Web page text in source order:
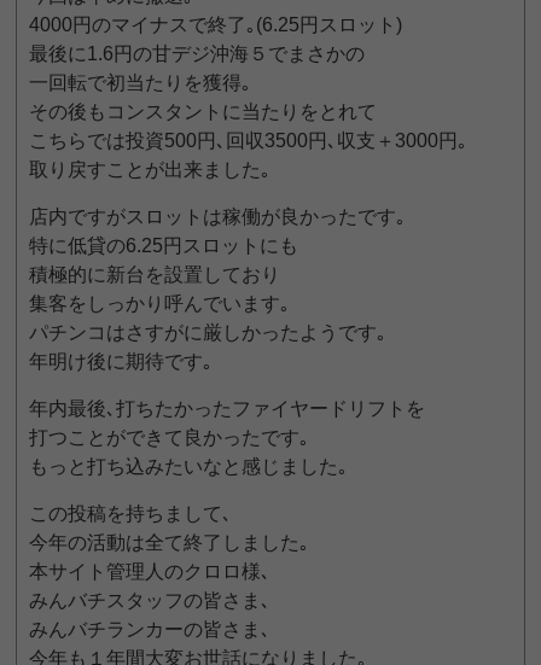
4000円のマイナスで終了｡(6.25円スロット)
最後に1.6円の甘デジ沖海５でまさかの
一回転で初当たりを獲得｡
その後もコンスタントに当たりをとれて
こちらでは投資500円､回収3500円､収支＋3000円｡
取り戻すことが出来ました｡
店内ですがスロットは稼働が良かったです｡
特に低貸の6.25円スロットにも
積極的に新台を設置しており
集客をしっかり呼んでいます｡
パチンコはさすがに厳しかったようです｡
年明け後に期待です｡
年内最後､打ちたかったファイヤードリフトを
打つことができて良かったです｡
もっと打ち込みたいなと感じました｡
この投稿を持ちまして､
今年の活動は全て終了しました｡
本サイト管理人のクロロ様､
みんバチスタッフの皆さま､
みんバチランカーの皆さま､
今年も１年間大変お世話になりました｡